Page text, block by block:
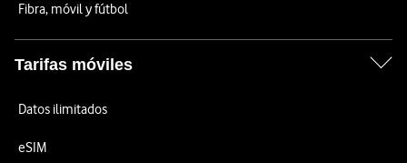
Fibra, móvil y fútbol
Tarifas móviles
Datos ilimitados
eSIM